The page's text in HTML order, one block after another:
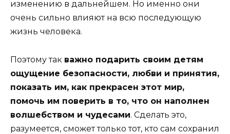
изменению в дальнейшем. Но именно они
очень сильно влияют на всю последующую
жизнь человека.
Поэтому так важно подарить своим детям
ощущение безопасности, любви и принятия,
показать им, как прекрасен этот мир,
помочь им поверить в то, что он наполнен
волшебством и чудесами. Сделать это,
разумеется, сможет только тот, кто сам сохранил